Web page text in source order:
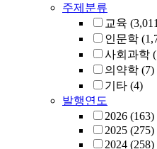
주제분류
교육
인문학
사회과학
의약학 (7)
기타 (4)
발행연도
2026 (163)
2025 (275)
2024 (258)